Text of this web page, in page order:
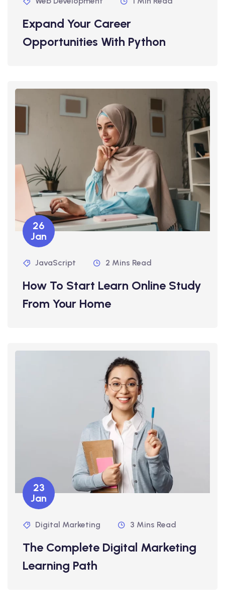
Expand Your Career
Opportunities With Python
26
Jan
JavaScript 2 Mins Read
How To Start Learn Online Study
From Your Home
23
Jan
Digital Marketing 3 Mins Read
The Complete Digital Marketing
Learning Path